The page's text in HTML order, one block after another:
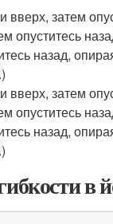
затем
опуститесь
назад,
затем
опуститесь
назад,
в